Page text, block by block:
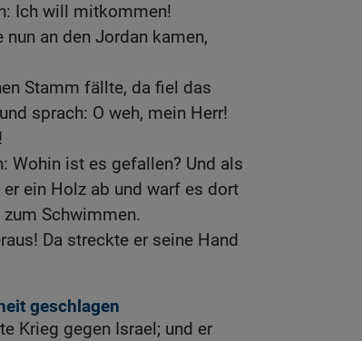
Ich will mitkommen!
an den Jordan kamen,
Stamm fällte, da fiel das
sprach: O weh, mein Herr!
Wohin ist es gefallen? Und als
ein Holz ab und warf es dort
zum Schwimmen.
Da streckte er seine Hand
geschlagen
Krieg gegen Israel; und er